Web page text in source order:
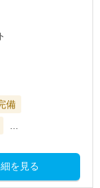
備
を見る